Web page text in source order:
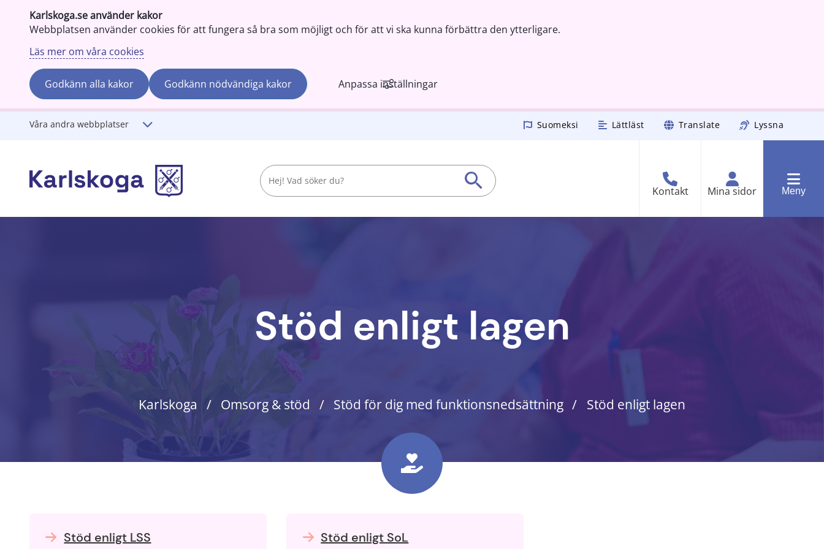
Karlskoga.se använder kakor
Webbplatsen använder cookies för att fungera så bra som möjligt och för att vi ska kunna förbättra den ytterligare.
Läs mer om våra cookies
Godkänn alla kakor Godkänn nödvändiga kakor Anpassa inställningar
Gå till innehåll
Våra andra webbplatser Suomeksi Lättläst Translate Lyssna
Kontakt Mina sidor Meny
Stöd enligt lagen
Karlskoga Omsorg & stöd Stöd för dig med funktionsnedsättning Stöd enligt lagen
Stöd enligt LSS Stöd enligt SoL